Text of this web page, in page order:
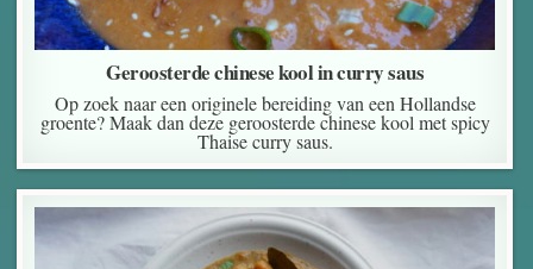
Geroosterde chinese kool in curry saus
Op zoek naar een originele bereiding van een Hollandse
groente? Maak dan deze geroosterde chinese kool met spicy
Thaise curry saus.